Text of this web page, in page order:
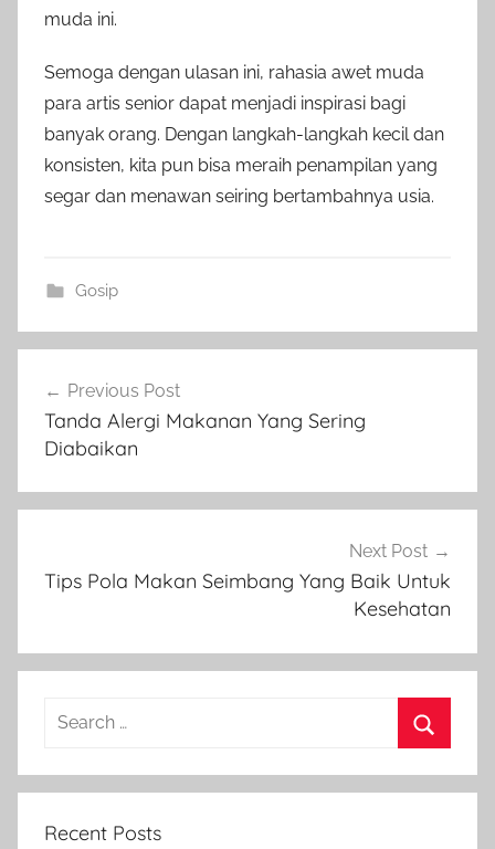
muda ini.
Semoga dengan ulasan ini, rahasia awet muda
para artis senior dapat menjadi inspirasi bagi
banyak orang. Dengan langkah-langkah kecil dan
konsisten, kita pun bisa meraih penampilan yang
segar dan menawan seiring bertambahnya usia.
Gosip
navigation
Previous Post
Tanda Alergi Makanan Yang Sering
Diabaikan
Next Post
Tips Pola Makan Seimbang Yang Baik Untuk
Kesehatan
Search
Recent Posts